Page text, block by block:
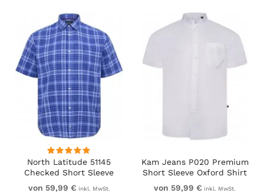
North Latitude 51145
Checked Short Sleeve
Shirt Cobolt Blue
von 59,99 € inkl. MwSt.
Kam Jeans P020 Premium
Short Sleeve Oxford Shirt
White
von 59,99 € inkl. MwSt.